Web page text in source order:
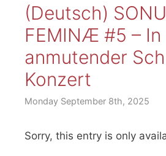
(Deutsch)
FEMINÆ #5 – In
anmutender
Konzert
Monday September 8th, 2025
Sorry, this entry is only